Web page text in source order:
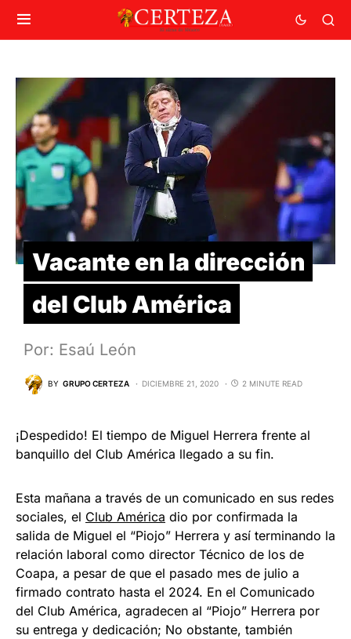
Vacante en la dirección
del Club América
Por: Esaú León
BY GRUPO CERTEZA DICIEMBRE 21, 2020 2 MINUTE READ
¡Despedido! El tiempo de Miguel Herrera frente al
banquillo del Club América llegado a su fin.
Esta mañana a través de un comunicado en sus redes
sociales, el Club América dio por confirmada la
salida de Miguel el “Piojo” Herrera y así terminando la
relación laboral como director Técnico de los de
Coapa, a pesar de que el pasado mes de julio a
firmado contrato hasta el 2024. En el Comunicado
del Club América, agradecen al “Piojo” Herrera por
su entrega y dedicación; No obstante, también